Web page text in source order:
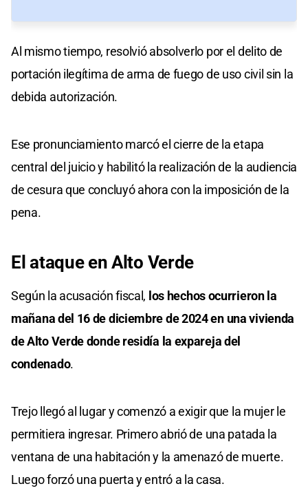
Al mismo tiempo, resolvió absolverlo por el delito de
portación ilegítima de arma de fuego de uso civil sin la
debida autorización.
Ese pronunciamiento marcó el cierre de la etapa
central del juicio y habilitó la realización de la audiencia
de cesura que concluyó ahora con la imposición de la
pena.
El ataque en Alto Verde
Según la acusación fiscal, los hechos ocurrieron la
mañana del 16 de diciembre de 2024 en una vivienda
de Alto Verde donde residía la expareja del
condenado.
Trejo llegó al lugar y comenzó a exigir que la mujer le
permitiera ingresar. Primero abrió de una patada la
ventana de una habitación y la amenazó de muerte.
Luego forzó una puerta y entró a la casa.